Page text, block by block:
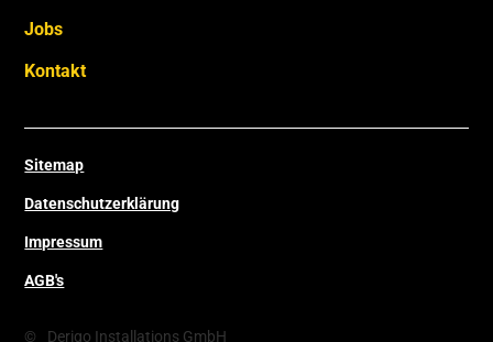
Jobs
Kontakt
Sitemap
Datenschutzerklärung
Impressum
AGB's
© Derigo Installations GmbH